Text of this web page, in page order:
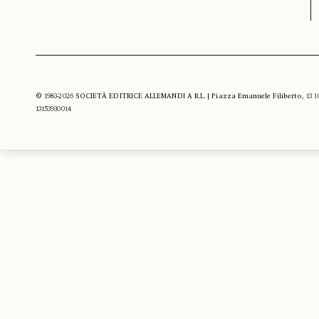
© 1983-2026 SOCIETÀ EDITRICE ALLEMANDI A R.L. | Piazza Emanuele Filiberto, 13
13153930014